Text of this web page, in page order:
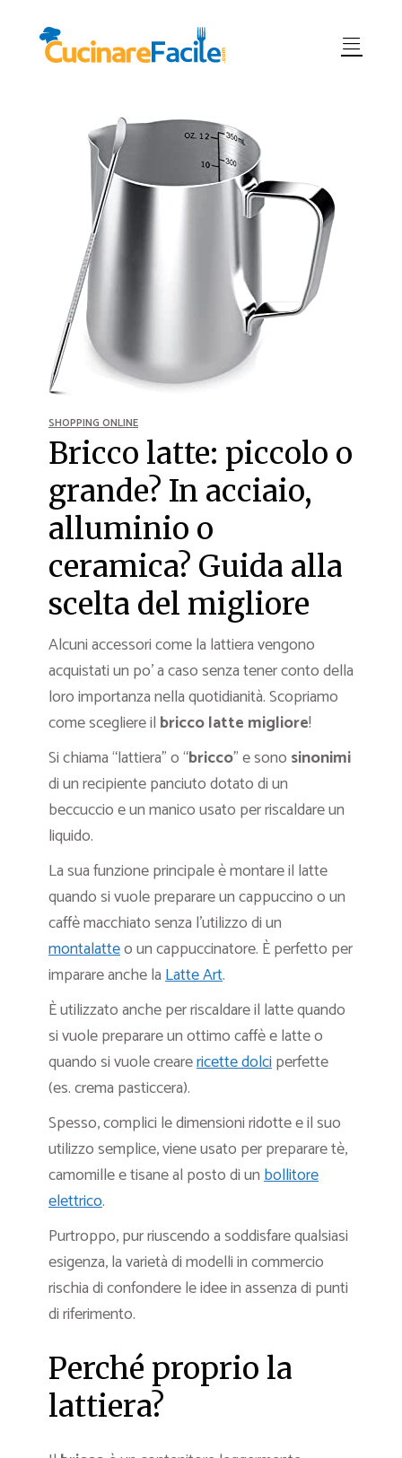
SHOPPING ONLINE
Bricco latte: piccolo o
grande? In acciaio,
alluminio o
ceramica? Guida alla
scelta del migliore
Alcuni accessori come la lattiera vengono
acquistati un po’ a caso senza tener conto della
loro importanza nella quotidianità. Scopriamo
come scegliere il bricco latte migliore!
Si chiama “lattiera” o “bricco” e sono sinonimi
di un recipiente panciuto dotato di un
beccuccio e un manico usato per riscaldare un
liquido.
La sua funzione principale è montare il latte
quando si vuole preparare un cappuccino o un
caffè macchiato senza l’utilizzo di un
montalatteo un cappuccinatore. È perfetto per
imparare anche laLatte Art.
È utilizzato anche per riscaldare il latte quando
si vuole preparare un ottimo caffè e latte o
quando si vuole crearericette dolciperfette
(es. crema pasticcera).
Spesso, complici le dimensioni ridotte e il suo
utilizzo semplice, viene usato per preparare tè,
camomille e tisane al posto di unbollitore
elettrico.
Purtroppo, pur riuscendo a soddisfare qualsiasi
esigenza, la varietà di modelli in commercio
rischia di confondere le idee in assenza di punti
di riferimento.
Perché proprio la
lattiera?